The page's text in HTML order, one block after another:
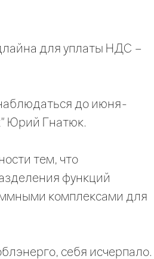
для уплаты НДС –
до июня-
Юрий Гнатюк.
тем, что
функций
комплексами для
себя исчерпало.